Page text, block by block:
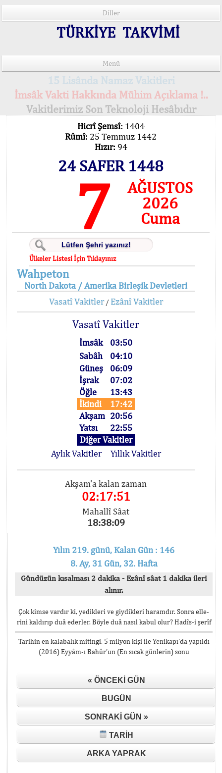
Diller
TÜRKİYE TAKVİMİ
Menü
15 Lisânda Namaz Vakitleri
İmsâk Vakti Hakkında Mühim Açıklama !..
Vakitlerimiz Son Teknoloji Hesâbıdır
Hicrî Şemsî: 1404
Rûmî: 25 Temmuz 1442
Hızır: 94
24 SAFER 1448
7
AĞUSTOS
2026
Cuma
Ülkeler Listesi İçin Tıklayınız
Wahpeton
North Dakota / Amerika Birleşik Devletleri
Vasatî Vakitler/ Ezânî Vakitler
Vasatî Vakitler
İmsâk
03:50
Sabâh
04:10
Güneş
06:09
İşrak
07:02
Öğle
13:43
İkindi
17:42
Akşam 20:56
Yatsı
22:55
Diğer Vakitler
Aylık Vakitler
Yıllık Vakitler
Akşam'a kalan zaman
02:17:50
Mahallî Sâat
18:38:10
Yılın 219. günü, Kalan Gün : 146
8. Ay, 31 Gün, 32. Hafta
Gündüzün kısalması 2 dakika - Ezânî sâat 1 dakika ileri
alınır.
Çok kimse vardır ki, yedikleri ve giydikleri haramdır. Sonra elle-
rini kaldırıp duâ ederler. Böyle duâ nasıl kabul olur? Hadîs-i şerîf
Tarihin en kalabalık mitingi, 5 milyon kişi ile Yenikapı’da yapıldı
(2016) Eyyâm-ı Bahûr’un (En sıcak günlerin) sonu
« ÖNCEKI GÜN
BUGÜN
SONRAKI GÜN »
TARIH
ARKA YAPRAK